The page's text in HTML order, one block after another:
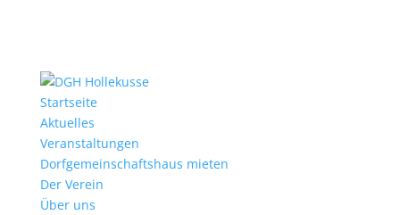
Startseite
Aktuelles
Veranstaltungen
Dorfgemeinschaftshaus mieten
Der Verein
Über uns